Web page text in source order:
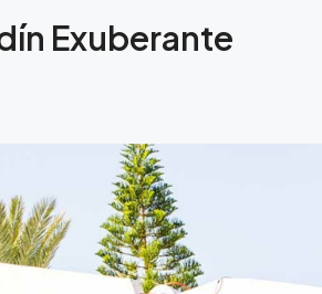
Exuberante